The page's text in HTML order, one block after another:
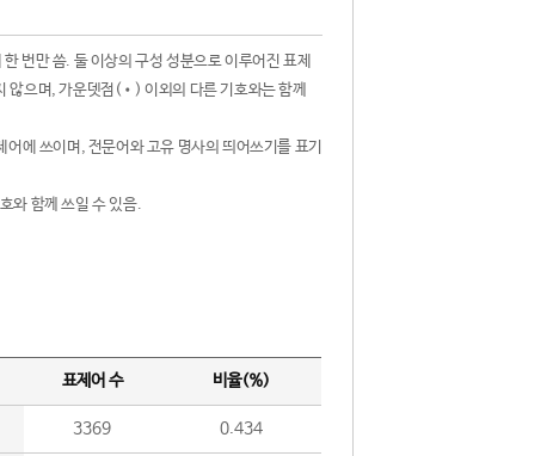
번만 씀. 둘 이상의 구성 성분으로 이루어진 표제
않으며, 가운뎃점(•) 이외의 다른 기호와는 함께
에 쓰이며, 전문어와 고유 명사의 띄어쓰기를 표기
와 함께 쓰일 수 있음.
표제어 수 비율(%)
3369 0.434